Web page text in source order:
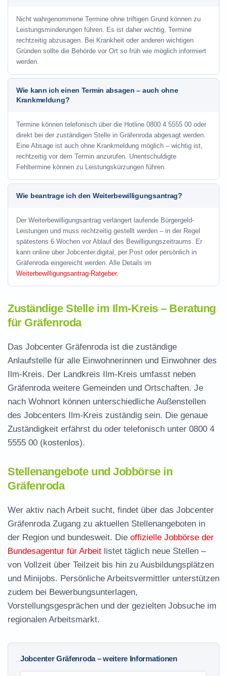
Nicht wahrgenommene Termine ohne triftigen Grund können zu
Leistungsminderungen führen. Es ist daher wichtig, Termine
rechtzeitig abzusagen. Bei Krankheit oder anderen wichtigen
Gründen sollte die Behörde vor Ort so früh wie möglich informiert
werden.
Wie kann ich einen Termin absagen – auch ohne
Krankmeldung?
Termine können telefonisch über die Hotline 0800 4 5555 00 oder
direkt bei der zuständigen Stelle in Gräfenroda abgesagt werden.
Eine Absage ist auch ohne Krankmeldung möglich – wichtig ist,
rechtzeitig vor dem Termin anzurufen. Unentschuldigte
Fehltermine können zu Leistungskürzungen führen.
Wie beantrage ich den Weiterbewilligungsantrag?
Der Weiterbewilligungsantrag verlängert laufende Bürgergeld-
Leistungen und muss rechtzeitig gestellt werden – in der Regel
spätestens 6 Wochen vor Ablauf des Bewilligungszeitraums. Er
kann online über Jobcenter.digital, per Post oder persönlich in
Gräfenroda eingereicht werden. Alle Details im
Weiterbewilligungsantrag-Ratgeber.
Zuständige Stelle im Ilm-Kreis – Beratung
für Gräfenroda
Das Jobcenter Gräfenroda ist die zuständige
Anlaufstelle für alle Einwohnerinnen und Einwohner des
Ilm-Kreis. Der Landkreis Ilm-Kreis umfasst neben
Gräfenroda weitere Gemeinden und Ortschaften. Je
nach Wohnort können unterschiedliche Außenstellen
des Jobcenters Ilm-Kreis zuständig sein. Die genaue
Zuständigkeit erfährst du oder telefonisch unter 0800 4
5555 00 (kostenlos).
Stellenangebote und Jobbörse in
Gräfenroda
Wer aktiv nach Arbeit sucht, findet über das Jobcenter
Gräfenroda Zugang zu aktuellen Stellenangeboten in
der Region und bundesweit. Die offizielle Jobbörse der
Bundesagentur für Arbeit listet täglich neue Stellen –
von Vollzeit über Teilzeit bis hin zu Ausbildungsplätzen
und Minijobs. Persönliche Arbeitsvermittler unterstützen
zudem bei Bewerbungsunterlagen,
Vorstellungsgesprächen und der gezielten Jobsuche im
regionalen Arbeitsmarkt.
Jobcenter Gräfenroda – weitere Informationen